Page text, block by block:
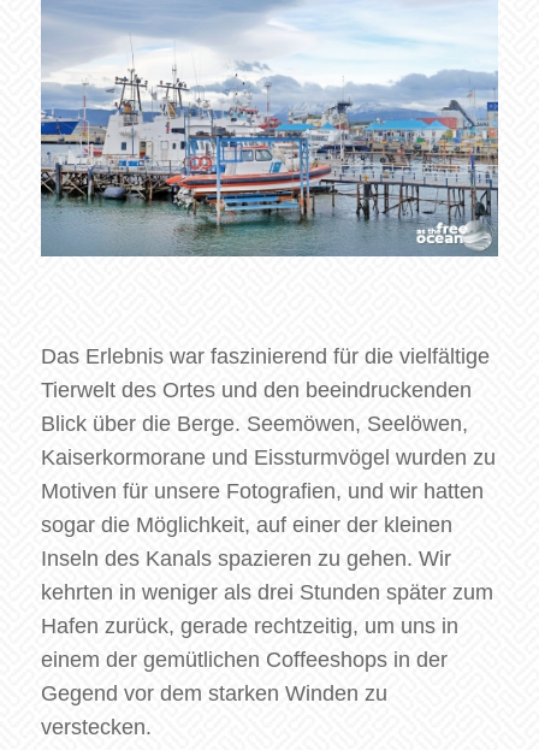
Das Erlebnis war faszinierend für die vielfältige
Tierwelt des Ortes und den beeindruckenden
Blick über die Berge. Seemöwen, Seelöwen,
Kaiserkormorane und Eissturmvögel wurden zu
Motiven für unsere Fotografien, und wir hatten
sogar die Möglichkeit, auf einer der kleinen
Inseln des Kanals spazieren zu gehen. Wir
kehrten in weniger als drei Stunden später zum
Hafen zurück, gerade rechtzeitig, um uns in
einem der gemütlichen Coffeeshops in der
Gegend vor dem starken Winden zu
verstecken.